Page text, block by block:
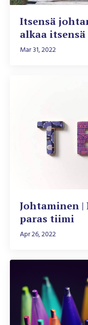
Itsensä
alkaa
Mar 31, 2022
Johtaminen |
paras tiimi
Apr 26, 2022